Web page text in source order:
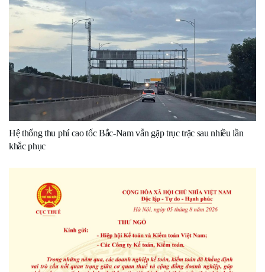
Hệ thống thu phí cao tốc Bắc-Nam vẫn gặp trục trặc sau nhiều lần
khắc phục